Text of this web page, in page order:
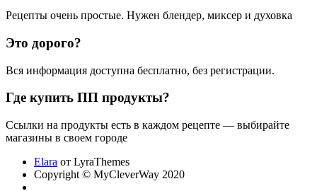
Рецепты очень простые. Нужен блендер, миксер и духовка
Это дорого?
Вся информация доступна бесплатно, без регистрации.
Где купить ПП продукты?
Ссылки на продукты есть в каждом рецепте — выбирайте
магазины в своем городе
Elara от LyraThemes
Copyright © MyCleverWay 2020